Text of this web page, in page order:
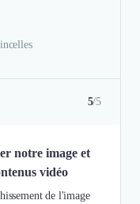
5/5
notre image et
vidéo
de l'image